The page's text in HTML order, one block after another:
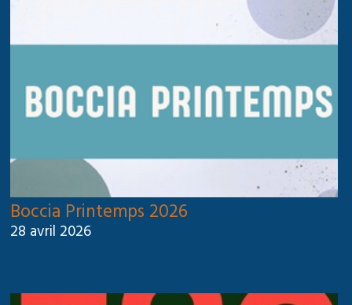
Boccia Printemps 2026
28 avril 2026